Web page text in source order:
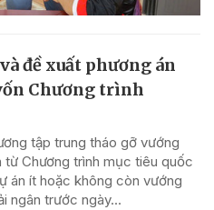
đề xuất phương án
Chương trình
tập trung tháo gỡ vướng
Chương trình mục tiêu quốc
án ít hoặc không còn vướng
ngân trước ngày...